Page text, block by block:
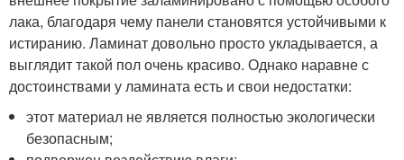
лака, благодаря чему панели становятся устойчивыми к
истиранию. Ламинат довольно просто укладывается, а
выглядит такой пол очень красиво. Однако наравне с
достоинствами у ламината есть и свои недостатки:
этот материал не является полностью экологически
безопасным;